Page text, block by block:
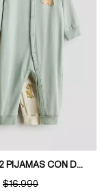
PACK DE 2 PIJAMAS CON DISEÑO ESTAMPADO
ORIGINAL PRICE:
$16.990